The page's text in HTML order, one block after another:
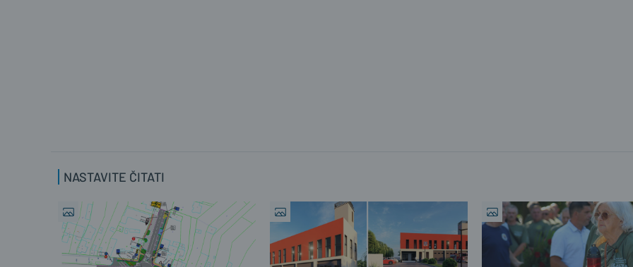
NASTAVITE ČITATI